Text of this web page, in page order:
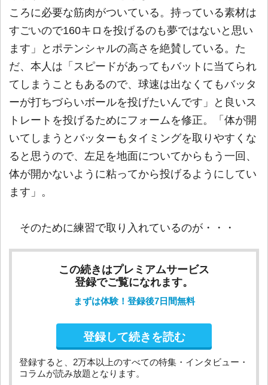
ころに必要な筋肉がついている。持っている素材は
すごいので160キロを投げるのも夢ではないと思い
ます」とポテンシャルの高さを絶賛している。た
だ、本人は「スピードがあってもバットに当てられ
てしまうこともあるので、球速は出なくてもバッタ
ーが打ちづらいボールを投げたいんです」と良いス
トレートを投げるためにフォームを修正。「体が開
いてしまうとバッターもタイミングを取りやすくな
ると思うので、左足を地面についてからもう一回、
体が開かないように粘ってから投げるようにしてい
ます」。
そのために練習で取り入れているのが・・・
この続きはプレミアムサービス
登録でご覧になれます。
まずは体験！登録後7日間無料
登録して続きを読む
登録すると、2万本以上のすべての特集・インタビュー・
コラムが読み放題となります。